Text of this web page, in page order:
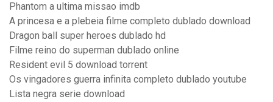
Phantom a ultima missao imdb
A princesa e a plebeia filme completo dublado download
Dragon ball super heroes dublado hd
Filme reino do superman dublado online
Resident evil 5 download torrent
Os vingadores guerra infinita completo dublado youtube
Lista negra serie download